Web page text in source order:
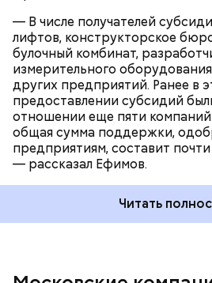
— В числе получателей
лифтов, конструкторское
булочный комбинат,
измерительного
других предприятий. Ранее в
предоставлении субсидий
отношении еще пяти
общая сумма поддержки,
предприятиям, составит
— рассказал Ефимов.
Читать
— Результатом реализации
ежегодный рост
предприятиях не менее чем на
Благодаря им в хозяйствующих
образуется 284 новых места